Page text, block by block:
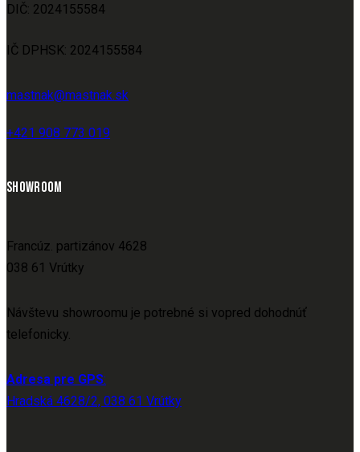
DIČ: 2024155584
IČ DPHSK: 2024155584
mastnak@mastnak.sk
+421 908 773 019
SHOWROOM
Francúz. partizánov 4628
038 61 Vrútky
Návštevu showroomu je potrebné si vopred dohodnúť
telefonicky.
Adresa pre GPS:
Hradská 4628/2, 038 61 Vrútky